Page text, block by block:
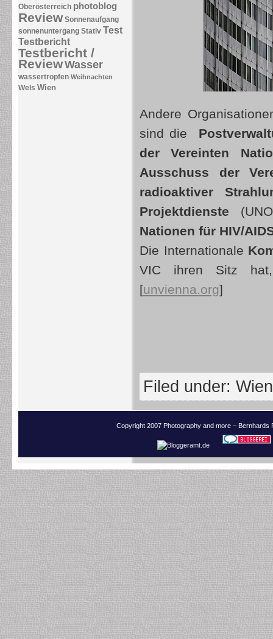
Oberösterreich photoblog
Review Sonnenaufgang
sonnenuntergang Stativ Test
Testbericht
Testbericht /
ReviewWasser
wassertropfen Weihnachten
Wels Wien
Andere
sind die
der Vereinten
Ausschuss der
radioaktiver
Projektdienste
Nationen für HIV/
Die Internationale
VIC ihren Sitz
[unvienna.org]
Filed under: Wien
Copyright 2007 Photography and more –